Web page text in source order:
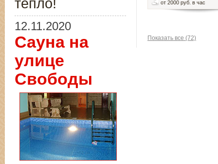
от 2000 руб. в час
Показать все (72)
тепло!
12.11.2020
Сауна на
улице
Свободы